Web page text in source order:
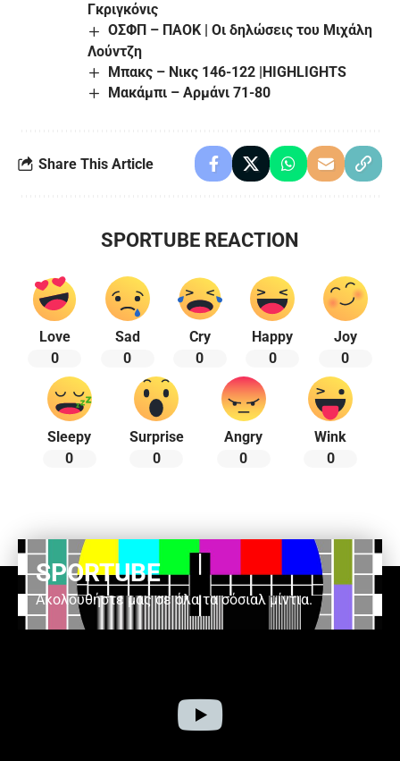
Γκριγκόνις
ΟΣΦΠ – ΠΑΟΚ | Οι δηλώσεις του Μιχάλη
Λούντζη
Μπακς – Νικς 146-122 |HIGHLIGHTS
Μακάμπι – Αρμάνι 71-80
Share This Article
SPORTUBE REACTION
Love
0
Sad
0
Cry
0
Happy
0
Joy
0
Sleepy
0
Surprise
0
Angry
0
Wink
0
SPORTUBE
Ακολουθήστε μας σε όλα τα σόσιαλ μίντια.